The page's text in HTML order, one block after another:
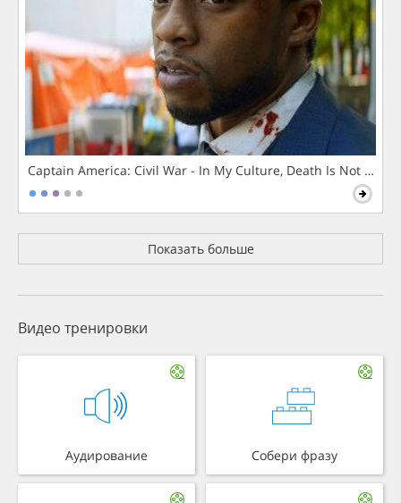
Captain America: Civil War - In My Culture, Death Is Not The
Показать больше
Видео тренировки
Аудирование Собери фразу